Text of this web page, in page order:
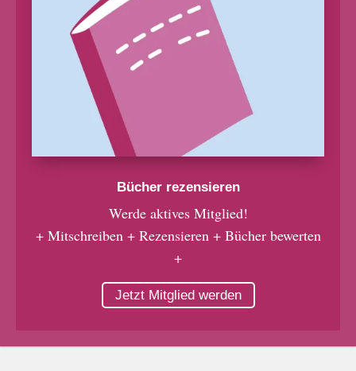
Bücher rezensieren
Werde aktives Mitglied!
+ Mitschreiben + Rezensieren + Bücher bewerten
+
Jetzt Mitglied werden